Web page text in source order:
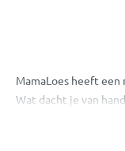
MamaLoes heeft
Wat dacht je van
kliedermat voor